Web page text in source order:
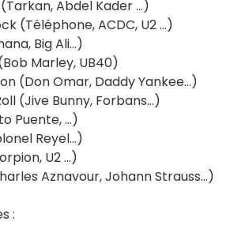
Abdel Kader …)
(Téléphone, ACDC, U2 …)
Big Ali…)
Marley, UB40)
(Don Omar, Daddy Yankee…)
(Jive Bunny, Forbans…)
Puente, …)
Reyel…)
U2 …)
Aznavour, Johann Strauss…)
: